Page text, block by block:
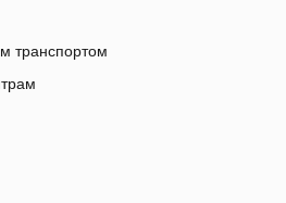
транспортом